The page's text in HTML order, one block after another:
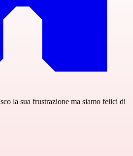
la sua frustrazione ma siamo felici di